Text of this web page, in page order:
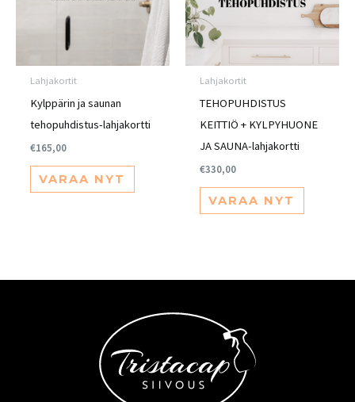
Lahjakortit
Kylppärin ja saunan
tehopuhdistus-lahjakortti
€165,00
VARAA NYT
Lahjakortit
TEHOPUHDISTUS
KEITTIÖ + KYLPYHUONE
JA SAUNA-lahjakortti
€330,00
VARAA NYT